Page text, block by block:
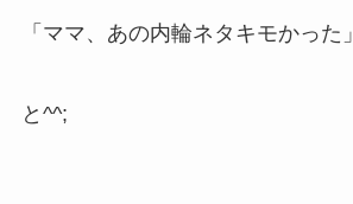
「ママ、あの内輪ネタキモかった」
と^^;